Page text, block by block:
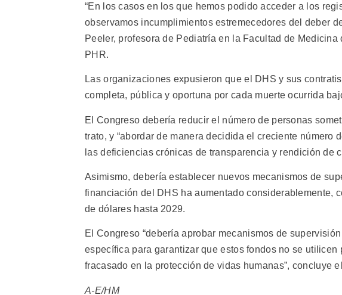
“En los casos en los que hemos podido acceder a los
observamos incumplimientos estremecedores del deber
Peeler, profesora de Pediatría en la Facultad de
PHR.
Las organizaciones expusieron que el DHS y sus
completa, pública y oportuna por cada muerte ocurrida
El Congreso debería reducir el número de personas
trato, y “abordar de manera decidida el creciente número
las deficiencias crónicas de transparencia y rendición de
Asimismo, debería establecer nuevos mecanismos de
financiación del DHS ha aumentado considerablemente,
de dólares hasta 2029.
El Congreso “debería aprobar mecanismos de
específica para garantizar que estos fondos no se
fracasado en la protección de vidas humanas”, concluye
A-E/HM